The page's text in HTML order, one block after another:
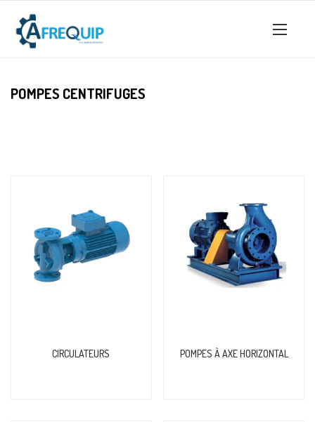
POMPES CENTRIFUGES
CIRCULATEURS POMPES À AXE HORIZONTAL